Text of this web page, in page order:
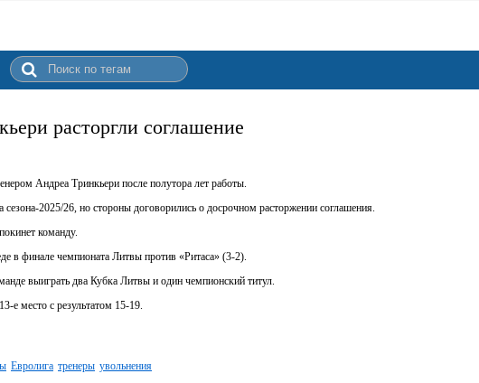
расторгли соглашение
Андреа Тринкьери после полутора лет работы.
сезона-2025/26, но стороны договорились о досрочном расторжении соглашения.
команду.
в финале чемпионата Литвы против «Ритаса» (3-2).
выиграть два Кубка Литвы и один чемпионский титул.
е место с результатом 15-19.
Евролига тренеры увольнения